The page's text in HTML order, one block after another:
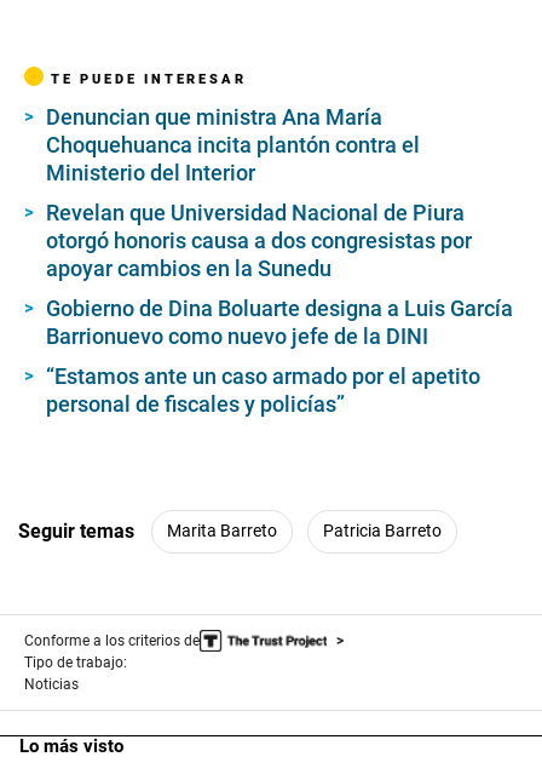
TE PUEDE INTERESAR
Denuncian que ministra Ana María
Choquehuanca incita plantón contra el
Ministerio del Interior
Revelan que Universidad Nacional de Piura
otorgó honoris causa a dos congresistas por
apoyar cambios en la Sunedu
Gobierno de Dina Boluarte designa a Luis García
Barrionuevo como nuevo jefe de la DINI
“Estamos ante un caso armado por el apetito
personal de fiscales y policías”
Seguir temas Marita Barreto Patricia Barreto
Conforme a los criterios de
Tipo de trabajo:
Noticias
Lo más visto